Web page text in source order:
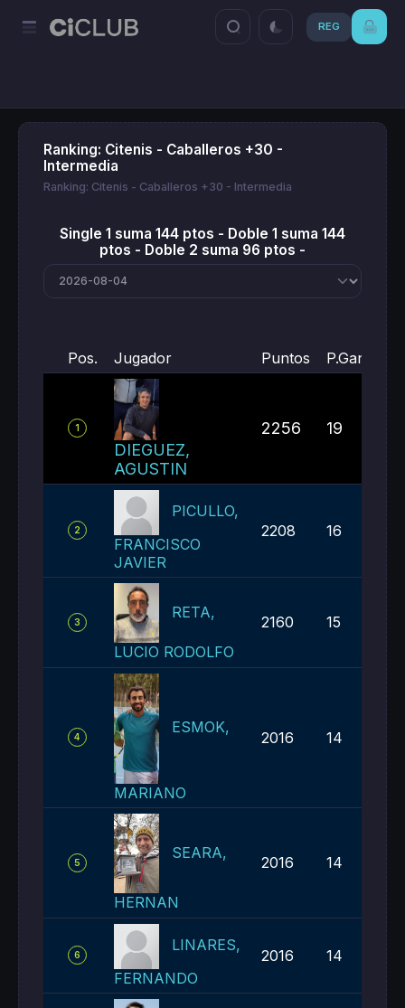
REG
Ranking: Citenis - Caballeros +30 -
Intermedia
Ranking: Citenis - Caballeros +30 - Intermedia
Single 1 suma 144 ptos - Doble 1 suma 144
ptos - Doble 2 suma 96 ptos -
Pos. Jugador Puntos P.Ganados
1
DIEGUEZ,
AGUSTIN
2256 19
2
PICULLO,
FRANCISCO
JAVIER
2208 16
3
RETA,
LUCIO RODOLFO
2160 15
4
ESMOK,
MARIANO
2016 14
5
SEARA,
HERNAN
2016 14
6
LINARES,
FERNANDO
2016 14